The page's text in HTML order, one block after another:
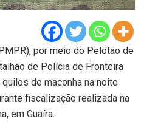
por meio do Pelotão de
de Polícia de Fronteira
de maconha na noite
fiscalização realizada na
em Guaíra.